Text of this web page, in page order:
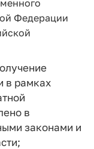
Федерации
в рамках
в
законами и